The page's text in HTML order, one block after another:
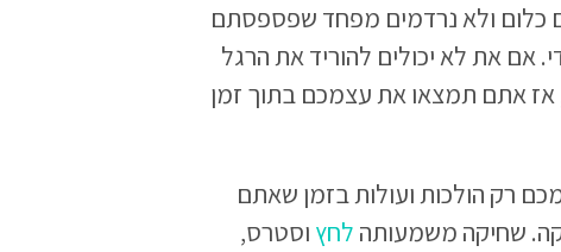
כלום ולא נרדמים מפחד שפספסתם
את לא יכולים להוריד את הרגל
אתם תמצאו את עצמכם בתוך זמן
רק הולכות ועולות בזמן שאתם
שחיקה משמעותה לחץ וסטרס,